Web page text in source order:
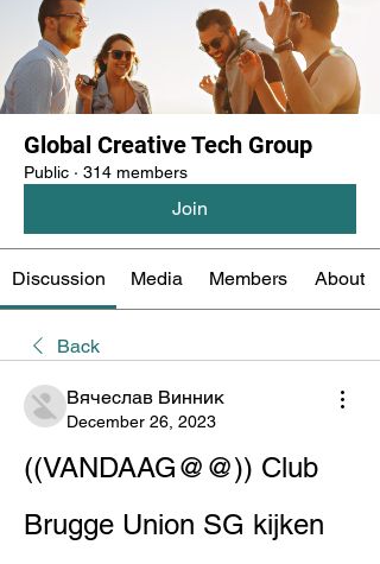
Global Creative Tech Group
Public · 314 members
Join
Discussion Media Members About
Back
Вячеслав Винник
December 26, 2023
((VANDAAG@@)) Club
Brugge Union SG kijken